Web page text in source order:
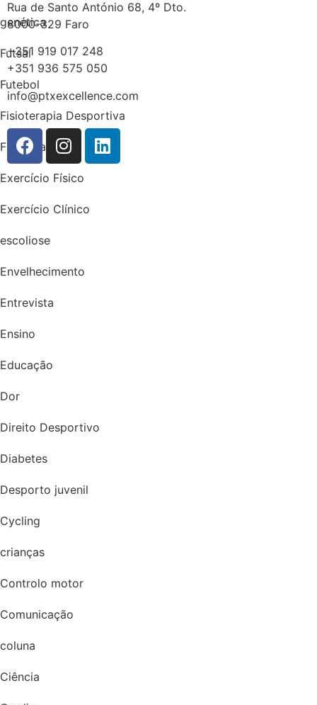
genética
Futsal
Futebol
Fisioterapia Desportiva
Fisioterapia
Exercício Físico
Exercício Clínico
escoliose
Envelhecimento
Entrevista
Ensino
Educação
Dor
Direito Desportivo
Diabetes
Desporto juvenil
Cycling
crianças
Controlo motor
Comunicação
coluna
Ciência
Rua de Santo António 68, 4º Dto.
8000-329 Faro
+351 919 017 248
+351 936 575 050
info@ptxexcellence.com